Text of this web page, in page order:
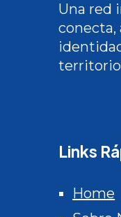
Una red
conecta,
territorio
Links
Home